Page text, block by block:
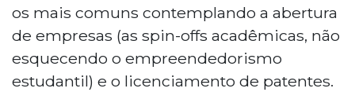
os mais comuns contemplando a abertura
de empresas (as spin-offs acadêmicas, não
esquecendo o empreendedorismo
estudantil) e o licenciamento de patentes.